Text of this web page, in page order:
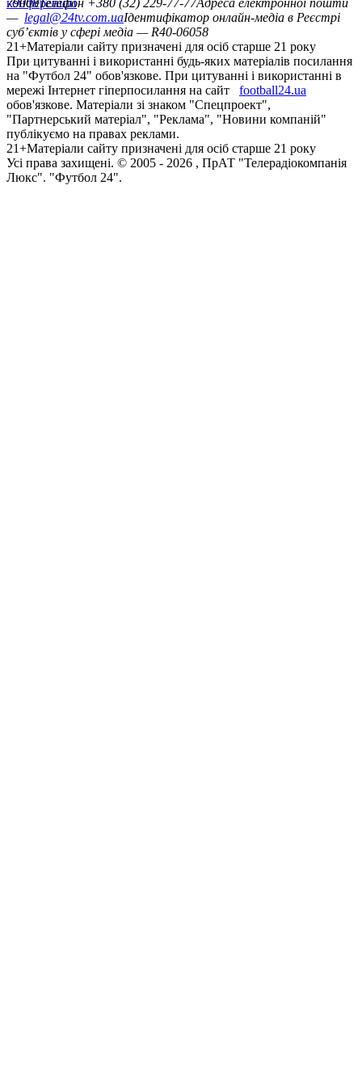
конференцій
79008Телефон +380 (32) 229-77-77Адреса електронної пошти
— legal@24tv.com.uaІдентифікатор онлайн-медіа в Реєстрі
суб’єктів у сфері медіа — R40-06058
21+Матеріали сайту призначені для осіб старше 21 року
При цитуванні і використанні будь-яких матеріалів посилання
на "Футбол 24" обов'язкове. При цитуванні і використанні в
мережі Інтернет гіперпосилання на сайт
football24.ua
обов'язкове. Матеріали зі знаком "Спецпроект",
"Партнерський матеріал", "Реклама", "Новини компаній"
публікуємо на правах реклами.
21+Матеріали сайту призначені для осіб старше 21 року
Усi права захищенi. © 2005 - 2026 , ПрАТ "Телерадіокомпанія
Люкс". "Футбол 24".